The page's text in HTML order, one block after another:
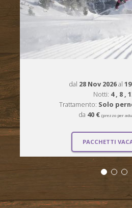
dal 28 Nov 2026al
Notti: 4, 8 ,
Trattamento: Solo
da 40 € (prezzo per
PACCHETTI